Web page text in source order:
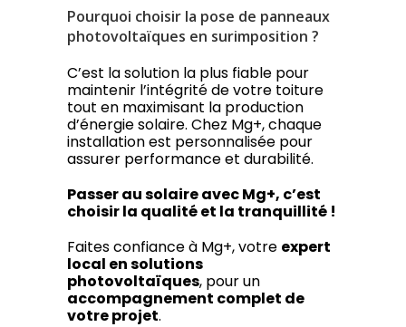
Pourquoi choisir la pose de panneaux
photovoltaïques en surimposition ?
C’est la solution la plus fiable pour
maintenir l’intégrité de votre toiture
tout en maximisant la production
d’énergie solaire. Chez Mg+, chaque
installation est personnalisée pour
assurer performance et durabilité.
Passer au solaire avec Mg+, c’est
choisir la qualité et la tranquillité !
Faites confiance à Mg+, votre expert
local en solutions
photovoltaïques, pour un
accompagnement complet de
votre projet.